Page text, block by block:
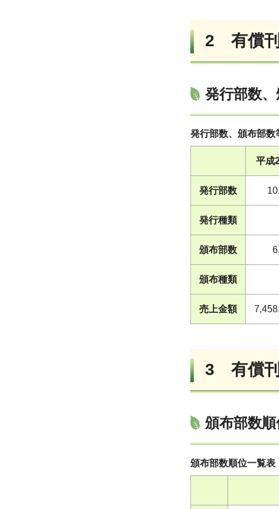
2 有償刊
発行部数
発行部数、頒布部数
平成
発行部数
発行種類
頒布部数
頒布種類
売上金額
3 有償刊
頒布部数順
頒布部数順位一覧表